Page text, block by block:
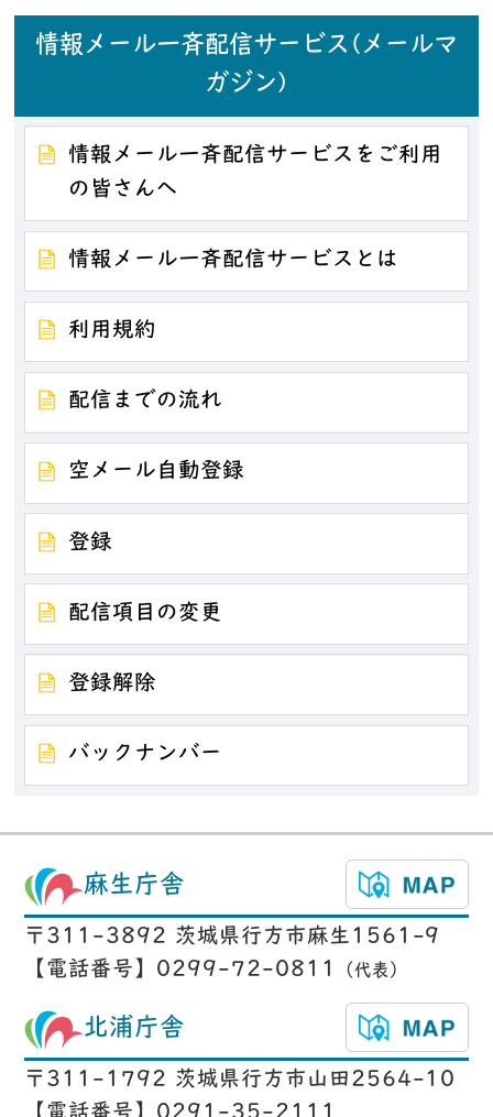
情報メール一斉配信サービス(メールマ
ガジン)
情報メール一斉配信サービスをご利用
の皆さんへ
情報メール一斉配信サービスとは
利用規約
配信までの流れ
空メール自動登録
登録
配信項目の変更
登録解除
バックナンバー
麻生庁舎
〒311-3892 茨城県行方市麻生1561-9
【電話番号】0299-72-0811
（代表）
北浦庁舎
〒311-1792 茨城県行方市山田2564-10